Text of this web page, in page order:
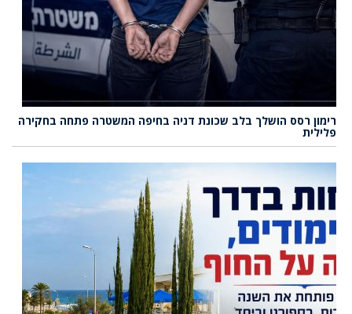
רימון רסס הושלך בלב שכונת דניה בחיפה המשטרה פתחה בחקירה
פלילית